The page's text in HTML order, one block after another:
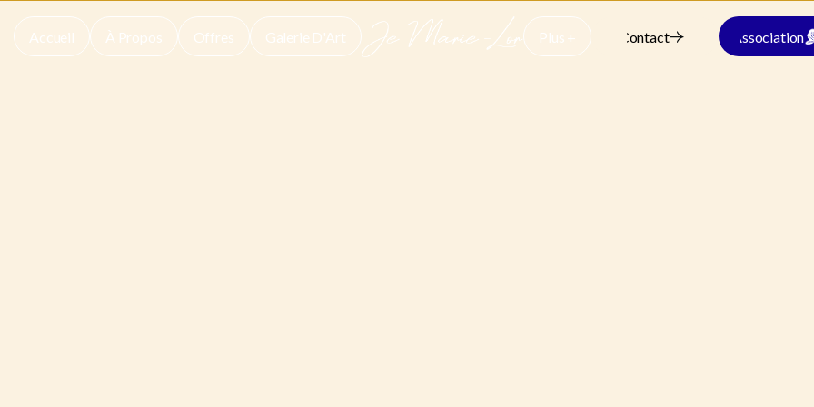
Accueil
Home
À Propos
De Moi
Offres
Offres
Galerie D'Art
Boutique
Plus +
Plus +
Contact
Association
Plus d'infos ?